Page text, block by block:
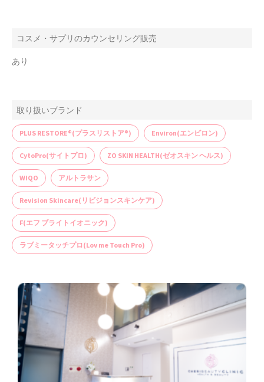
コスメ・サプリのカウンセリング販売
あり
取り扱いブランド
PLUS RESTORE®(プラスリストア®) Environ(エンビロン)
CytoPro(サイトプロ) ZO SKIN HEALTH(ゼオスキン ヘルス)
WIQO アルトラサン
Revision Skincare(リビジョンスキンケア)
F(エフ ブライトイオニック)
ラブミータッチプロ(Lov me Touch Pro)